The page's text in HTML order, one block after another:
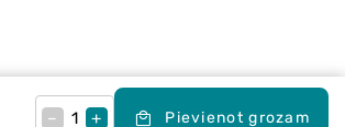
– + Pievienot grozam